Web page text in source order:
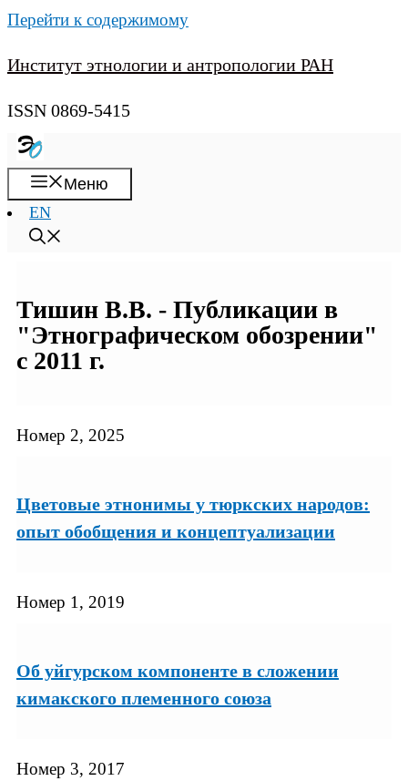
Перейти к содержимому
Институт этнологии и антропологии РАН
ISSN 0869-5415
Меню
EN
Тишин В.В. - Публикации в
"Этнографическом обозрении"
с 2011 г.
Номер 2, 2025
Цветовые этнонимы у тюркских народов:
опыт обобщения и концептуализации
Номер 1, 2019
Об уйгурском компоненте в сложении
кимакского племенного союза
Номер 3, 2017